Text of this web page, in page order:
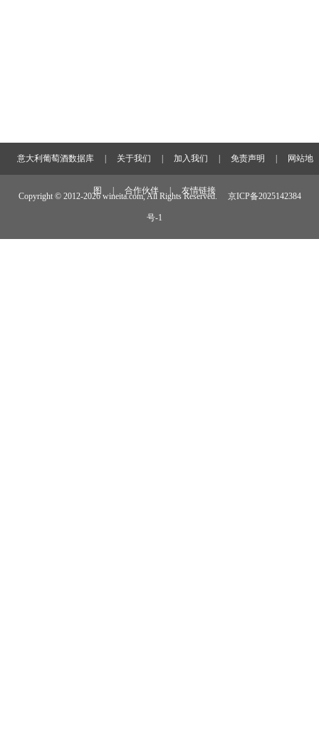
意大利葡萄酒数据库 关于我们 加入我们 免责声明 网站地
图 合作伙伴 友情链接
Copyright © 2012-2026 wineita.com, All Rights Reserved. 京ICP备2025142384
号-1